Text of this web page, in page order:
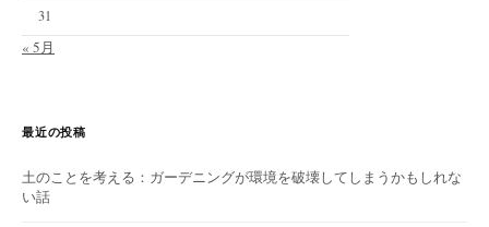
31
« 5月
最近の投稿
土のことを考える：ガーデニングが環境を破壊してしまうかもしれな
い話